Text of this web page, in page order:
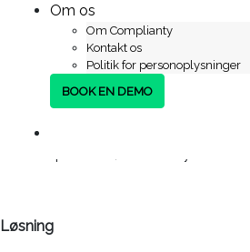
Om os
Om Complianty
Kontakt os
Politik for personoplysninger
BOOK EN DEMO
Ahlsell leverer til virksomheder med
indkøbs-/ERP-systemer (fx Coupa,
Udfordringen er, atformater, felter og
ikke passer 1:1– samtidig forventer
som standard. Complianty fungerer
bindeled/integrationslag
Løsning